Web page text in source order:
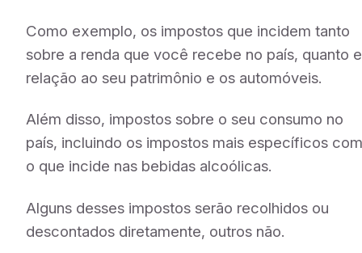
Como exemplo, os impostos que incidem tanto
sobre a renda que você recebe no país, quanto
relação ao seu patrimônio e os automóveis.
Além disso, impostos sobre o seu consumo no
país, incluindo os impostos mais específicos
o que incide nas bebidas alcoólicas.
Alguns desses impostos serão recolhidos ou
descontados diretamente, outros não.